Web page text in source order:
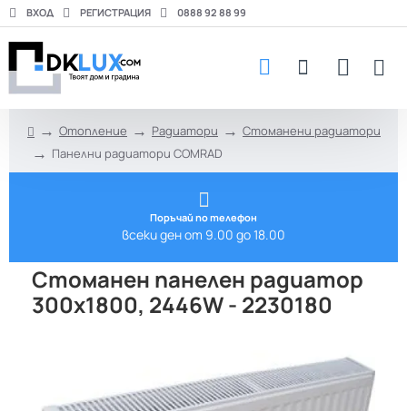
ВХОД РЕГИСТРАЦИЯ 0888 92 88 99
Отопление Радиатори
Стоманени радиатори
Панелни радиатори COMRAD
Поръчай по телефон
всеки ден от 9.00 до 18.00
Стоманен панелен радиатор
300х1800, 2446W - 2230180